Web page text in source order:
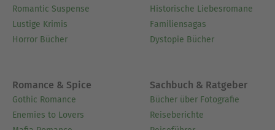
Romantic Suspense
Lustige Krimis
Horror Bücher
Historische Liebesromane
Familiensagas
Dystopie Bücher
Romance & Spice
Gothic Romance
Enemies to Lovers
Sachbuch & Ratgeber
Bücher über Fotografie
Reiseberichte